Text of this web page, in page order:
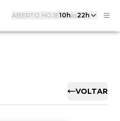
ABERTO HOJE10hàs22h
VOLTAR